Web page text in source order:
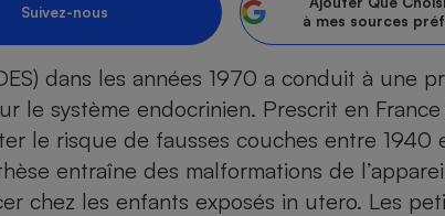
Suivez-nous
à mes sources
dans les années 1970 a conduit à une
le système endocrinien. Prescrit en
le risque de fausses couches entre 1940
entraîne des malformations de
chez les enfants exposés in utero. Les
Champagne - Comment choisir
bouteille de champagne
Banque en ligne
Lave-linge Lave-vaisselle
Téléviseur Ordinateur
Antimoustique Crème solaire